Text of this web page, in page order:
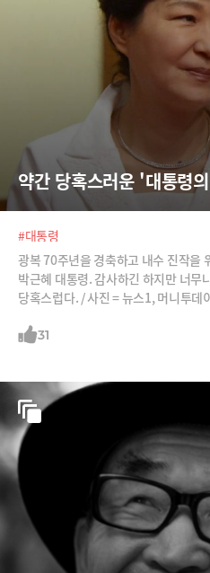
약간 당혹스러운 '대통령
#대통령
광복 70주년을 경축하고 내수 진작을
박근혜 대통령. 감사하긴 하지만 너무
당혹스럽다. / 사진 = 뉴스1, 머니투
31